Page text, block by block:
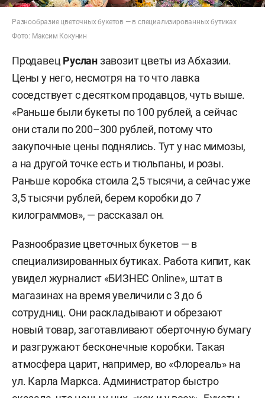
Разнообразие цветочных букетов — в специализированных бутиках
Фото: Максим Кокунин
Продавец Русланзавозит цветы из Абхазии.
Цены у него, несмотря на то что лавка
соседствует с десятком продавцов, чуть выше.
«Раньше были букеты по 100 рублей, а сейчас
они стали по 200–300 рублей, потому что
закупочные цены поднялись. Тут у нас мимозы,
а на другой точке есть и тюльпаны, и розы.
Раньше коробка стоила 2,5 тысячи, а сейчас уже
3,5 тысячи рублей, берем коробки до 7
килограммов», — рассказал он.
Разнообразие цветочных букетов — в
специализированных бутиках. Работа кипит, как
увидел журналист «БИЗНЕС Online», штат в
магазинах на время увеличили с 3 до 6
сотрудниц. Они раскладывают и обрезают
новый товар, заготавливают оберточную бумагу
и разгружают бесконечные коробки. Такая
атмосфера царит, например, во «Флореаль» на
ул. Карла Маркса. Администратор быстро